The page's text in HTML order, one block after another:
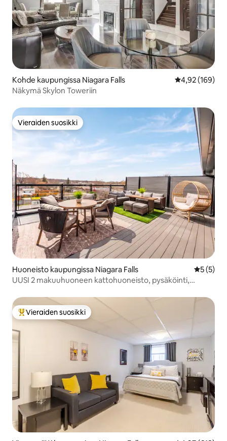
Kohde kaupungissa Niagara Falls
4,92 (169)
Näkymä Skylon Toweriin
Vieraiden suosikki
Vieraiden suosikki
Huoneisto kaupungissa Niagara Falls
5 (5)
UUSI 2 makuuhuoneen kattohuoneisto, pysäköinti,
Vieraiden suosikkien parhaimmistoa
Vieraiden suosikki